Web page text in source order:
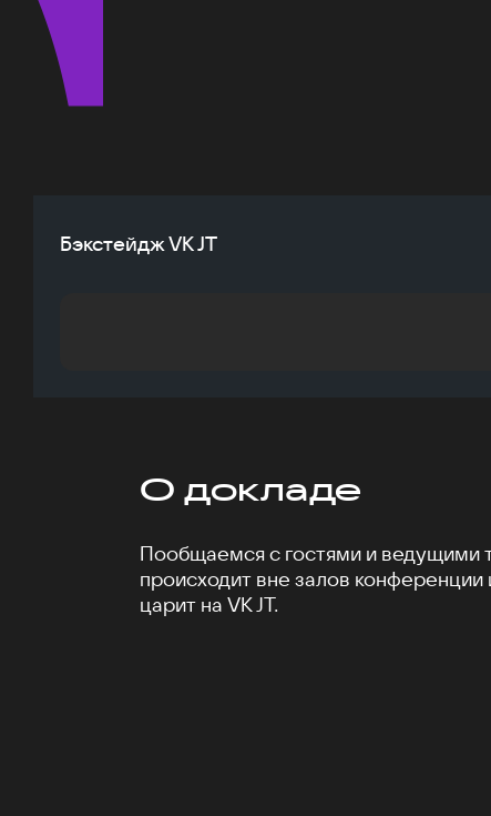
Бэкстейдж VK JT
О докладе
Пообщаемся с гостями и ведущими
происходит вне залов конференции
царит на VK JT.